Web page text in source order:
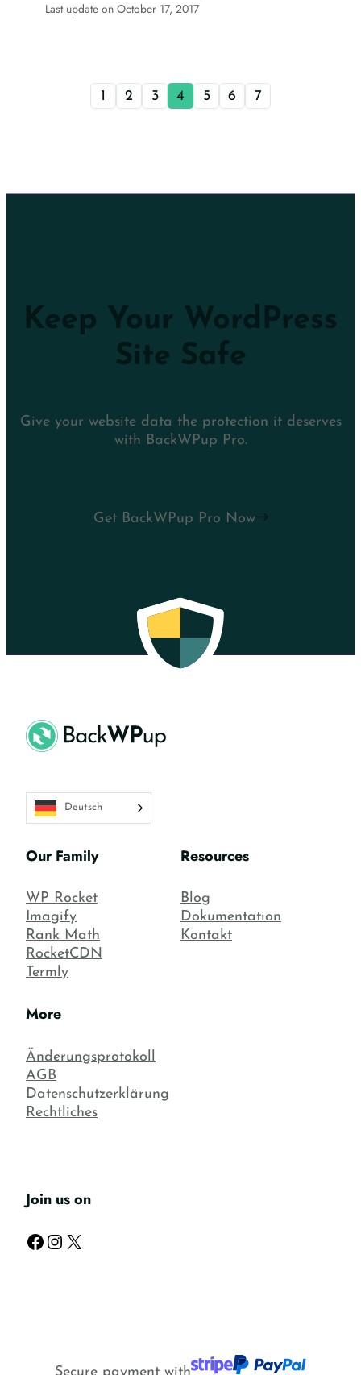
Last update on October 17, 2017
1 2 3 4 5 6 7
Keep Your WordPress
Site Safe
Give your website data the protection it deserves
with BackWPup Pro.
Get BackWPup Pro Now
Deutsch
Our Family
WP Rocket
Imagify
Rank Math
RocketCDN
Termly
Resources
Blog
Dokumentation
Kontakt
More
Änderungsprotokoll
AGB
Datenschutzerklärung
Rechtliches
Join us on
Facebook Instagram X
Secure payment with